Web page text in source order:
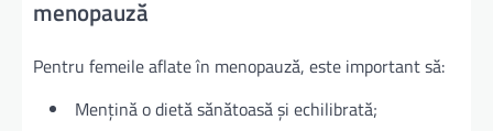
menopauză
Pentru femeile aflate în menopauză, este important să:
Mențină o dietă sănătoasă și echilibrată;